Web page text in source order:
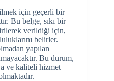
için geçerli bir
Bu belge, sıkı bir
verildiği için,
belirler.
yapılan
Bu durum,
ve kaliteli hizmet